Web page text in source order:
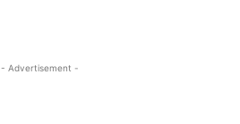
- Advertisement -